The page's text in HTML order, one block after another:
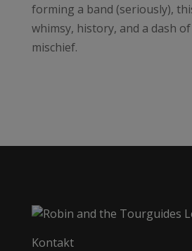
forming a band (seriously),
whimsy, history, and a dash
mischief.
Kontakt